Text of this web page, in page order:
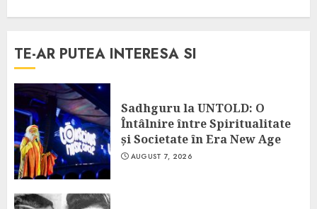
TE-AR PUTEA INTERESA SI
Sadhguru la UNTOLD: O
Întâlnire între Spiritualitate
și Societate în Era New Age
AUGUST 7, 2026